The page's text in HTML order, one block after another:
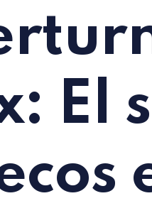
El